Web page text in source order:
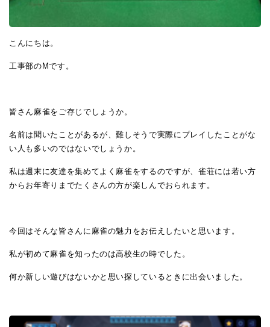
こんにちは。
工事部のMです。
皆さん麻雀をご存じでしょうか。
名前は聞いたことがあるが、難しそうで実際にプレイしたことがな
い人も多いのではないでしょうか。
私は週末に友達を集めてよく麻雀をするのですが、雀荘には若い方
からお年寄りまでたくさんの方が楽しんでおられます。
今回はそんな皆さんに麻雀の魅力をお伝えしたいと思います。
私が初めて麻雀を知ったのは高校生の時でした。
何か新しい遊びはないかと思い探しているときに出会いました。